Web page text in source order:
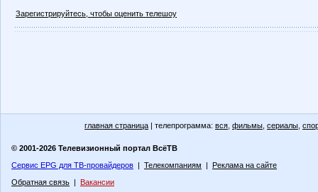
Зарегистрируйтесь, чтобы оценить телешоу
главная страница | телепрограмма: вся фильмы сериалы
© 2001-2026 Телевизионный портал ВсёТВ
Сервис EPG для ТВ-провайдеров | Телекомпаниям | Реклама на сайте
Обратная связь | Вакансии